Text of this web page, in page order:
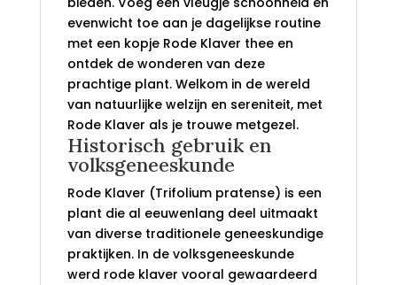
evenwicht toe aan je dagelijkse routine
met een kopje Rode Klaver thee en
ontdek de wonderen van deze
prachtige plant. Welkom in de wereld
van natuurlijke welzijn en sereniteit, met
Rode Klaver als je trouwe metgezel.
Historisch gebruik en
volksgeneeskunde
Rode Klaver (Trifolium pratense) is een
plant die al eeuwenlang deel uitmaakt
van diverse traditionele geneeskundige
praktijken. In de volksgeneeskunde
werd rode klaver vooral gewaardeerd